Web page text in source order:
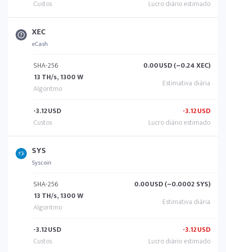
XEC
eCash
SHA-256
13 TH/s, 1300 W
0.00USD (~0.24 XEC)
-3.12USD -3.12USD
SYS
Syscoin
SHA-256
13 TH/s, 1300 W
0.00USD (~0.0002 SYS)
-3.12USD -3.12USD